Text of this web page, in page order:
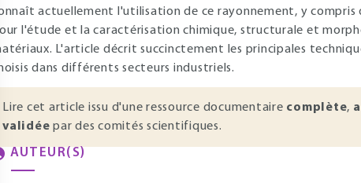
actuellement l'utilisation de ce rayonnement, y compris
l'étude et la caractérisation chimique, structurale et
L'article décrit succinctement les principales
dans différents secteurs industriels.
Lire cet article issu d'une ressource documentaire complète,
validée par des comités scientifiques.
AUTEUR(S)